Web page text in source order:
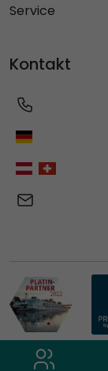
Service
Kontakt